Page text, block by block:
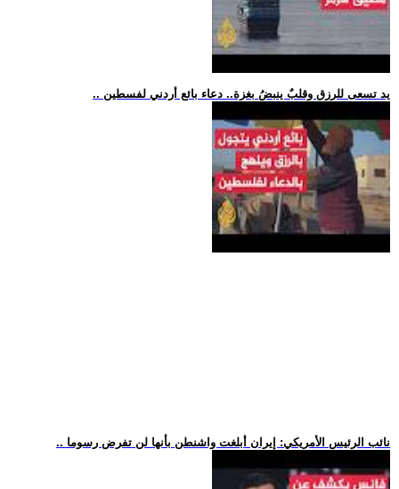
.. يد تسعى للرزق وقلبٌ ينبضُ بغزة.. دعاء بائع أردني لفسطين
.. نائب الرئيس الأمريكي: إيران أبلغت واشنطن بأنها لن تفرض رسوما